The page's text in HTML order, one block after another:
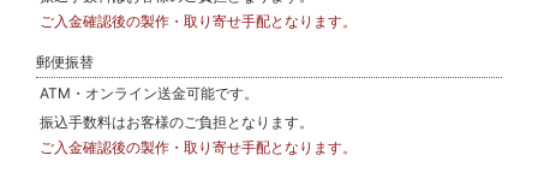
ご入金確認後の製作・取り寄せ手配となります。
郵便振替
ATM・オンライン送金可能です。
振込手数料はお客様のご負担となります。
ご入金確認後の製作・取り寄せ手配となります。